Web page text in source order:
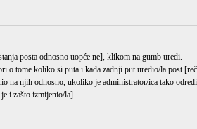
posta odnosno uopće ne], klikom na gumb uredi.
tome koliko si puta i kada zadnji put uredio/la post
na njih odnosno, ukoliko je administrator/ica tako
i zašto izmijenio/la].